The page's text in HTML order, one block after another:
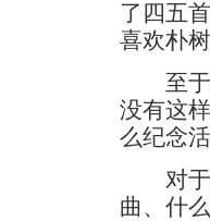
了四五
喜欢朴
至于会
没有这
么纪念
对于曲
曲、什